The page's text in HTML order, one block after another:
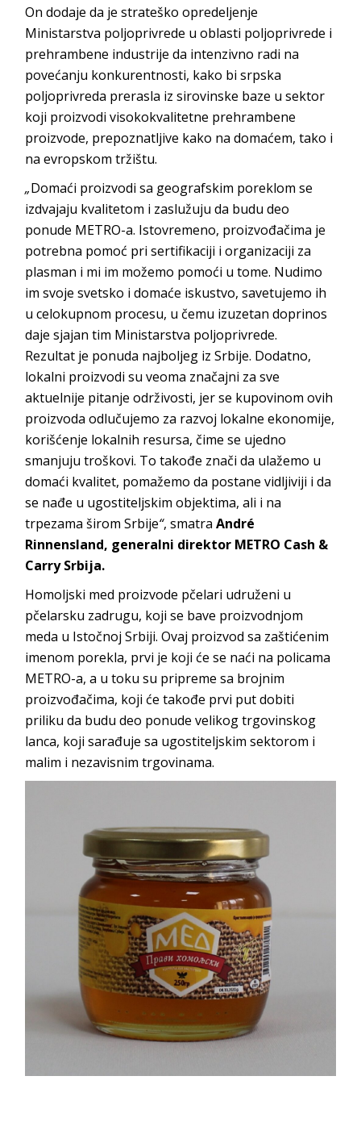
On dodaje da je strateško opredelјenje
Ministarstva poljoprivrede u oblasti polјoprivrede i
prehrambene industrije dа intеnzivnо radi na
povećanju konkurentnosti, kako bi srpska
polјoprivreda prerasla iz sirovinske baze u sektor
koji proizvodi visokokvalitetne prehrambene
proizvode, prepoznatlјivе kаkо nа dоmаćеm, tаkо i
nа еvrоpskоm tržištu.
„Domaći proizvodi sa geografskim poreklom se
izdvajaju kvalitetom i zaslužuju da budu deo
ponude METRO-a. Istovremeno, proizvođačima je
potrebna pomoć pri sertifikaciji i organizaciji za
plasman i mi im možemo pomoći u tome. Nudimo
im svoje svetsko i domaće iskustvo, savetujemo ih
u celokupnom procesu, u čemu izuzetan doprinos
daje sjajan tim Ministarstva poljoprivrede.
Rezultat je ponuda najboljeg iz Srbije. Dodatno,
lokalni proizvodi su veoma značajni za sve
aktuelnije pitanje održivosti, jer se kupovinom ovih
proizvoda odlučujemo za razvoj lokalne ekonomije,
korišćenje lokalnih resursa, čime se ujedno
smanjuju troškovi. To takođe znači da ulažemo u
domaći kvalitet, pomažemo da postane vidljiviji i da
se nađe u ugostiteljskim objektima, ali i na
trpezama širom Srbije“, smatraAndré
Rinnensland, generalni direktor METRO Cash &
Carry Srbija.
Homoljski med proizvode pčelari udruženi u
pčelarsku zadrugu, koji se bave proizvodnjom
meda u Istočnoj Srbiji. Ovaj proizvod sa zaštićenim
imenom porekla, prvi je koji će se naći na policama
METRO-a, a u toku su pripreme sa brojnim
proizvođačima, koji će takođe prvi put dobiti
priliku da budu deo ponude velikog trgovinskog
lanca, koji sarađuje sa ugostiteljskim sektorom i
malim i nezavisnim trgovinama.